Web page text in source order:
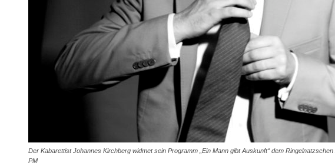
Der Kabarettist Johannes Kirchberg widmet sein Programm „Ein Mann gibt Auskunft“ dem
PM